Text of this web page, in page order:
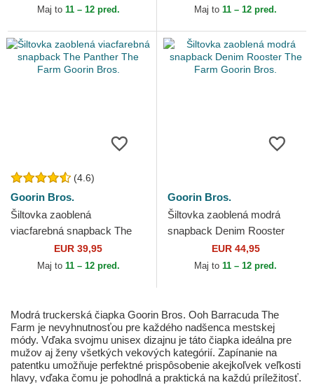
Farm Goorin Bros.
Maj to 11 – 12 pred.
Farm Goorin Bros.
Maj to 11 – 12 pred.
(4.6)
Goorin Bros.
Šiltovka zaoblená
viacfarebná snapback The
Panther The Farm Goorin
EUR 39,95
Maj to 11 – 12 pred.
Goorin Bros.
Šiltovka zaoblená modrá
snapback Denim Rooster
The Farm Goorin Bros.
EUR 44,95
Maj to 11 – 12 pred.
Modrá truckerská čiapka Goorin Bros. Ooh Barracuda The
Farm je nevyhnutnosťou pre každého nadšenca mestskej
módy. Vďaka svojmu unisex dizajnu je táto čiapka ideálna pre
mužov aj ženy všetkých vekových kategórií. Zapínanie na
patentku umožňuje perfektné prispôsobenie akejkoľvek veľkosti
hlavy, vďaka čomu je pohodlná a praktická na každú príležitosť.